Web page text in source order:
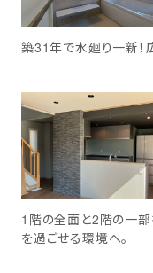
築31年で水廻り一新！
1階の全面と2階の一部
を過ごせる環境へ。